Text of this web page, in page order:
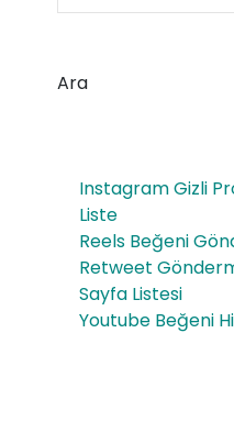
Ara
Instagram Gizli
Liste
Reels Beğeni
Retweet
Sayfa Listesi
Youtube Beğeni